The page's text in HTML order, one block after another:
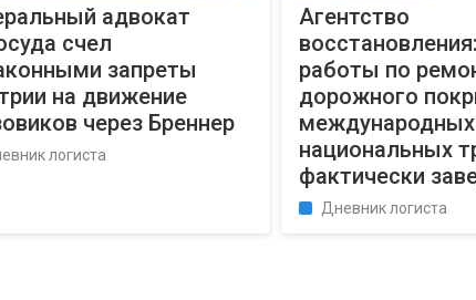
адвокат
счел
запреты
на движение
через Бреннер
логиста
Агентство
работы по
дорожного
национальных
фактически
Дневник логиста